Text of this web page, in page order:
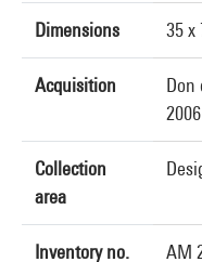
Dimensions 35 x
Acquisition
Don
2006
Collection
area
Inventory no. AM